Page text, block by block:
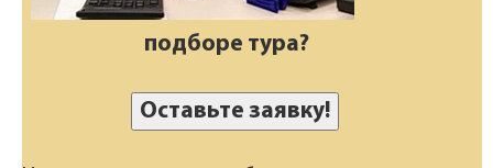
подборе тура?
Оставьте заявку!